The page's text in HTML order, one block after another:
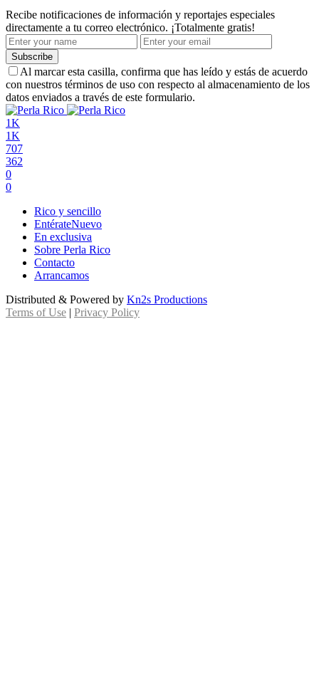
Recibe notificaciones de información y reportajes especiales
directamente a tu correo electrónico. ¡Totalmente gratis!
Subscribe
Al marcar esta casilla, confirma que has leído y estás de acuerdo
con nuestros términos de uso con respecto al almacenamiento de los
datos enviados a través de este formulario.
1K
1K
707
362
0
0
Rico y sencillo
EntérateNuevo
En exclusiva
Sobre Perla Rico
Contacto
Arrancamos
Distributed & Powered by Kn2s Productions
Terms of Use | Privacy Policy